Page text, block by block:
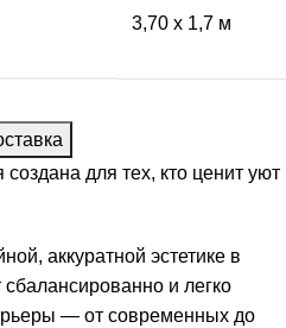
3,70 x 1,7 м
для тех, кто ценит уют
аккуратной эстетике в
и легко
— от современных до